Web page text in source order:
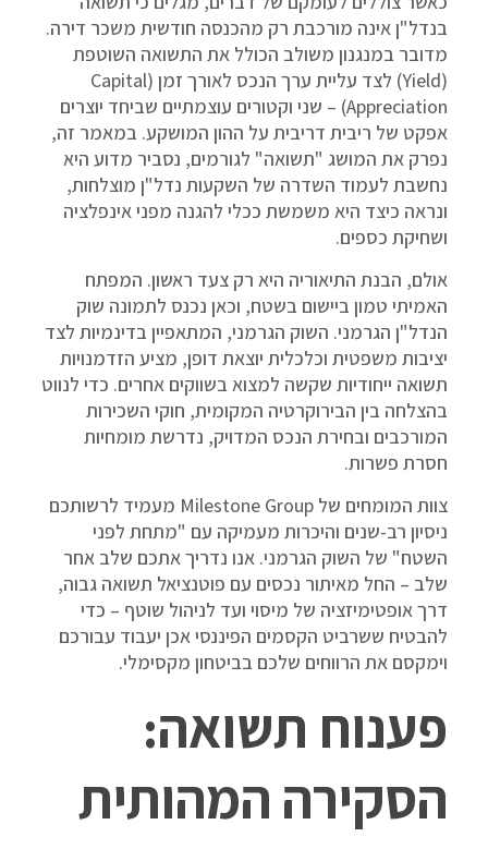
בנדל"ן אינה מורכבת רק מהכנסה חודשית משכר דירה.
מדובר במנגנון משולב הכולל את התשואה השוטפת
(Yield) לצד עליית ערך הנכס לאורך זמן (Capital
Appreciation) – שני וקטורים עוצמתיים שביחד יוצרים
אפקט של ריבית דריבית על ההון המושקע. במאמר זה,
נפרק את המושג "תשואה" לגורמים, נסביר מדוע היא
נחשבת לעמוד השדרה של השקעות נדל"ן מוצלחות,
ונראה כיצד היא משמשת ככלי להגנה מפני אינפלציה
ושחיקת כספים.
אולם, הבנת התיאוריה היא רק צעד ראשון. המפתח
האמיתי טמון ביישום בשטח, וכאן נכנס לתמונה שוק
הנדל"ן הגרמני. השוק הגרמני, המתאפיין בדינמיות לצד
יציבות משפטית וכלכלית יוצאת דופן, מציע הזדמנויות
תשואה ייחודיות שקשה למצוא בשווקים אחרים. כדי לנווט
בהצלחה בין הבירוקרטיה המקומית, חוקי השכירות
המורכבים ובחירת הנכס המדויק, נדרשת מומחיות
חסרת פשרות.
צוות המומחים של Milestone Group מעמיד לרשותכם
ניסיון רב-שנים והיכרות מעמיקה עם "מתחת לפני
השטח" של השוק הגרמני. אנו נדריך אתכם שלב אחר
שלב – החל מאיתור נכסים עם פוטנציאל תשואה גבוה,
דרך אופטימיזציה של מיסוי ועד לניהול שוטף – כדי
להבטיח ששרביט הקסמים הפיננסי אכן יעבוד עבורכם
וימקסם את הרווחים שלכם בביטחון מקסימלי.
פענוח תשואה:
הסקירה המהותית